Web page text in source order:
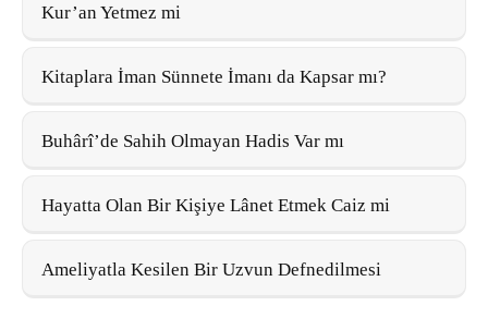
Kur’an Yetmez mi
Kitaplara İman Sünnete İmanı da Kapsar mı?
Buhârî’de Sahih Olmayan Hadis Var mı
Hayatta Olan Bir Kişiye Lânet Etmek Caiz mi
Ameliyatla Kesilen Bir Uzvun Defnedilmesi